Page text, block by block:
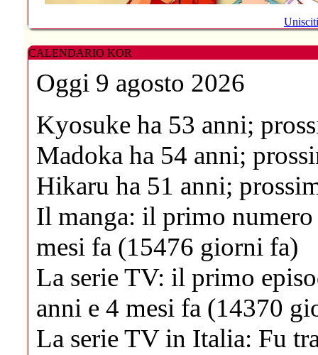
CALENDARIO KOR
Oggi 9 agosto 2026
Kyosuke ha 53 anni;
Madoka ha 54 anni;
Hikaru ha 51 anni;
Il manga: il primo numero
mesi fa (15476 giorni fa)
La serie TV: il primo
anni e 4 mesi fa (14370
La serie TV in Italia: Fu